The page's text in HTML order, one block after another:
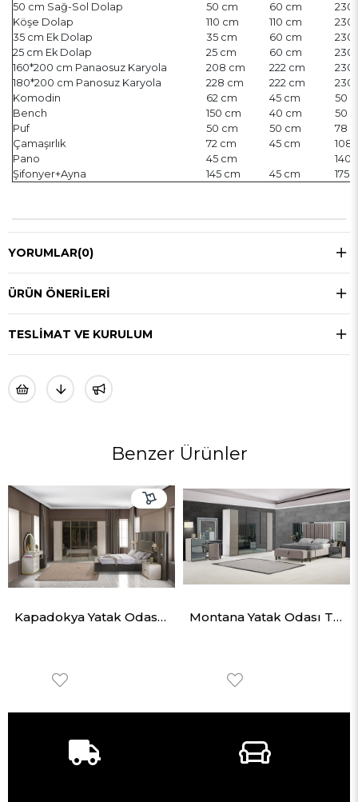
50 cm Sağ-Sol Dolap
50 cm 60 cm
230
Köşe Dolap
110 cm 110 cm
230
35 cm Ek Dolap
35 cm 60 cm
230
25 cm Ek Dolap
25 cm 60 cm
230
160*200 cm Panaosuz Karyola
208 cm 222 cm
230
180*200 cm Panosuz Karyola
228 cm 222 cm
230
Komodin
62 cm 45 cm
50
Bench
150 cm 40 cm
50
Puf
50 cm 50 cm
78
Çamaşırlık
72 cm 45 cm
108
Pano
45 cm
140
Şifonyer+Ayna
145 cm 45 cm 175
YORUMLAR(0)
ÜRÜN ÖNERILERI
TESLIMAT VE KURULUM
Benzer Ürünler
Kapadokya Yatak Odası Takımı Montana Yatak Odası Takımı